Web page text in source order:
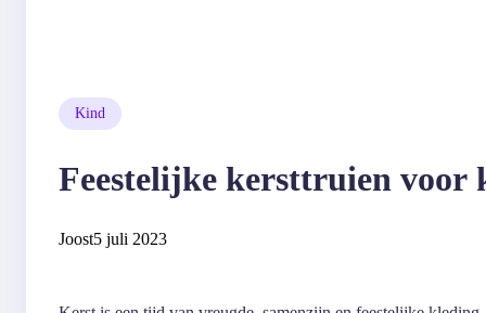
Kind
Feestelijke kersttruien voor
Joost5 juli 2023